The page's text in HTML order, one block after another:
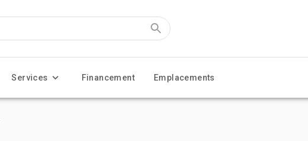
Services Financement Emplacements